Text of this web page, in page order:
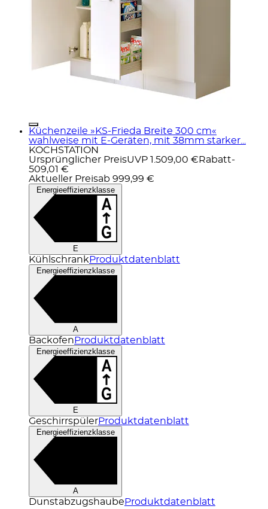
Küchenzeile »KS-Frieda Breite 300 cm«
wahlweise mit E-Geräten, mit 38mm starker...
KOCHSTATION
Ursprünglicher PreisUVP 1.509,00 € Rabatt-
509,01 €
Aktueller Preisab 999,99 €
Energieeffizienzklasse
E
KühlschrankProduktdatenblatt
Energieeffizienzklasse
A
Backofen Produktdatenblatt
Energieeffizienzklasse
E
GeschirrspülerProduktdatenblatt
Energieeffizienzklasse
A
Dunstabzugshaube Produktdatenblatt